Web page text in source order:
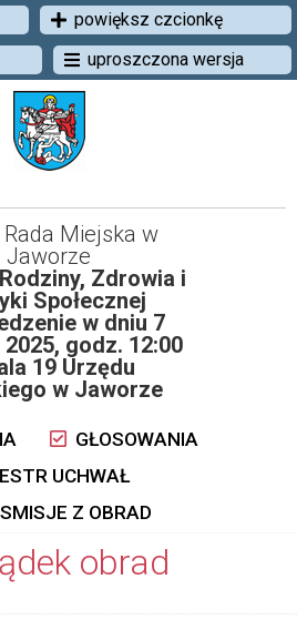
powiększ czcionkę
uproszczona wersja
Rada Miejska w
Jaworze
Zdrowia i
Społecznej
w dniu 7
godz. 12:00
19 Urzędu
w Jaworze
GŁOSOWANIA
UCHWAŁ
Z OBRAD
obrad